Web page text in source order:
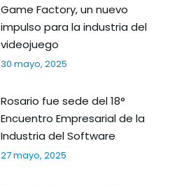
Game Factory, un nuevo
impulso para la industria del
videojuego
30 mayo, 2025
Rosario fue sede del 18°
Encuentro Empresarial de la
Industria del Software
27 mayo, 2025